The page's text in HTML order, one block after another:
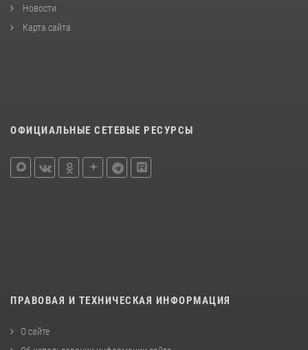
Новости
Карта сайта
ОФИЦИАЛЬНЫЕ СЕТЕВЫЕ РЕСУРСЫ
ПРАВОВАЯ И ТЕХНИЧЕСКАЯ ИНФОРМАЦИЯ
О сайте